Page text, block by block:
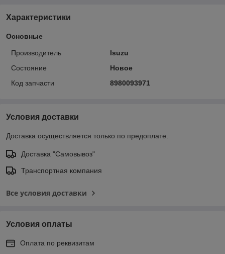
Характеристики
Основные
Производитель
Isuzu
Состояние
Новое
Код запчасти
8980093971
Условия доставки
Доставка осуществляется только по предоплате.
Доставка "Самовывоз"
Транспортная компания
Все условия доставки
Условия оплаты
Оплата по реквизитам